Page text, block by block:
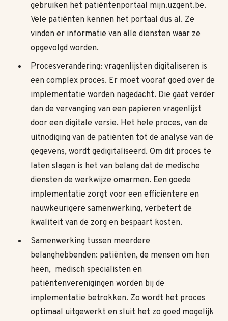
gebruiken het patiëntenportaal mijn.uzgent.be.
Vele patiënten kennen het portaal dus al. Ze
vinden er informatie van alle diensten waar ze
opgevolgd worden.
Procesverandering: vragenlijsten digitaliseren is
een complex proces. Er moet vooraf goed over de
implementatie worden nagedacht. Die gaat verder
dan de vervanging van een papieren vragenlijst
door een digitale versie. Het hele proces, van de
uitnodiging van de patiënten tot de analyse van de
gegevens, wordt gedigitaliseerd. Om dit proces te
laten slagen is het van belang dat de medische
diensten de werkwijze omarmen. Een goede
implementatie zorgt voor een efficiëntere en
nauwkeurigere samenwerking, verbetert de
kwaliteit van de zorg en bespaart kosten.
Samenwerking tussen meerdere
belanghebbenden: patiënten, de mensen om hen
heen, medisch specialisten en
patiëntenverenigingen worden bij de
implementatie betrokken. Zo wordt het proces
optimaal uitgewerkt en sluit het zo goed mogelijk